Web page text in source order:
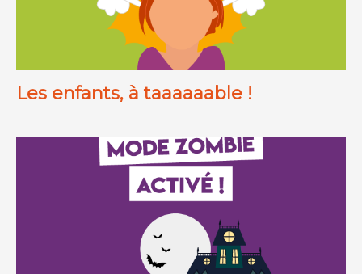
Les enfants, à taaaaaable !